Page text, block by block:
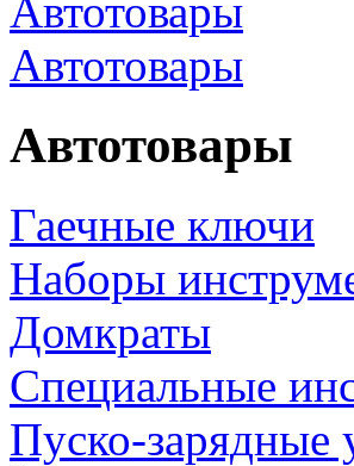
Автотовары
Автотовары
Гаечные ключи
Наборы
Домкраты
Специальные
Пуско-зарядные